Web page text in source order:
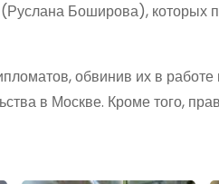
Боширова), которых
обвинив их в
в Москве. Кроме того,